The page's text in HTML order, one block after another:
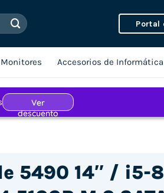
Portal
Monitores Accesorios de Informática
5490 14″ / i5-